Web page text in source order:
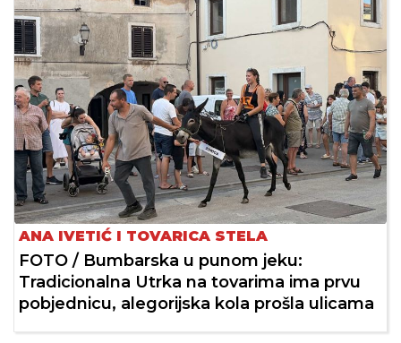
ANA IVETIĆ I TOVARICA STELA
FOTO / Bumbarska u punom jeku:
Tradicionalna Utrka na tovarima ima prvu
pobjednicu, alegorijska kola prošla ulicama